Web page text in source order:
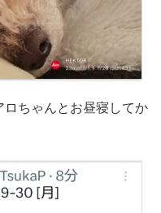
ちゃんとお昼寝してか